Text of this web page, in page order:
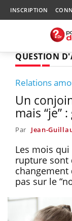
INSCRIPTION
QUESTION
Relations
Un
mais “je”
Par Jean-
Les mois
rupture sont
changement
pas sur le